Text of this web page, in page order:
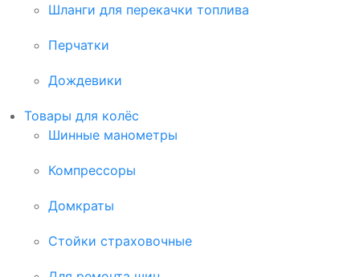
Шланги для перекачки топлива
Перчатки
Дождевики
Товары для колёс
Шинные манометры
Компрессоры
Домкраты
Стойки страховочные